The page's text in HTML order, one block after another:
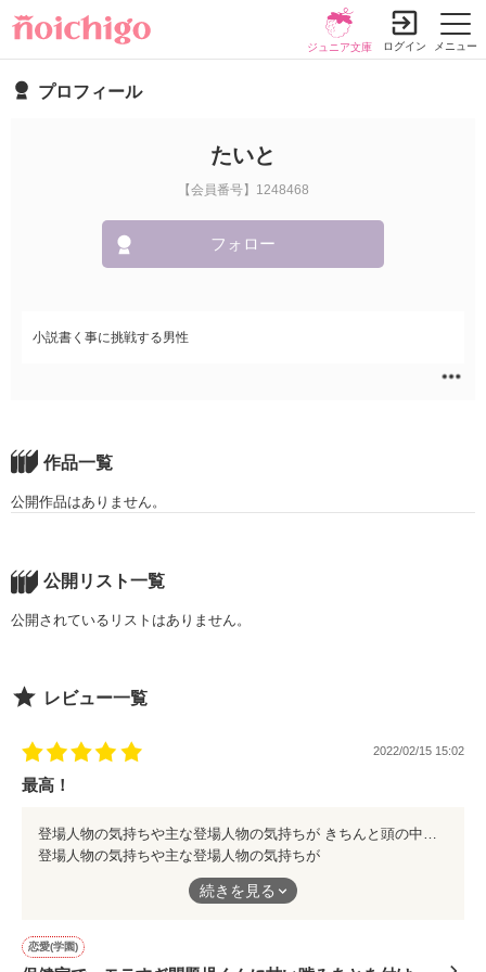
メニュー
ジュニア文庫 ログイン
プロフィール
たいと
【会員番号】1248468
フォロー
小説書く事に挑戦する男性
作品一覧
公開作品はありません。
公開リスト一覧
公開されているリストはありません。
レビュー一覧
2022/02/15 15:02
最高！
登場人物の気持ちや主な登場人物の気持ちが
きちんと頭の中で想像出来るぐらい
続きを見る
恋愛(学園)